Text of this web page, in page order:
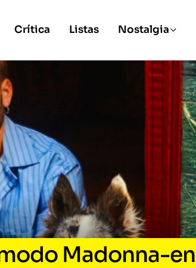
Crítica Listas Nostalgia
Madonna-